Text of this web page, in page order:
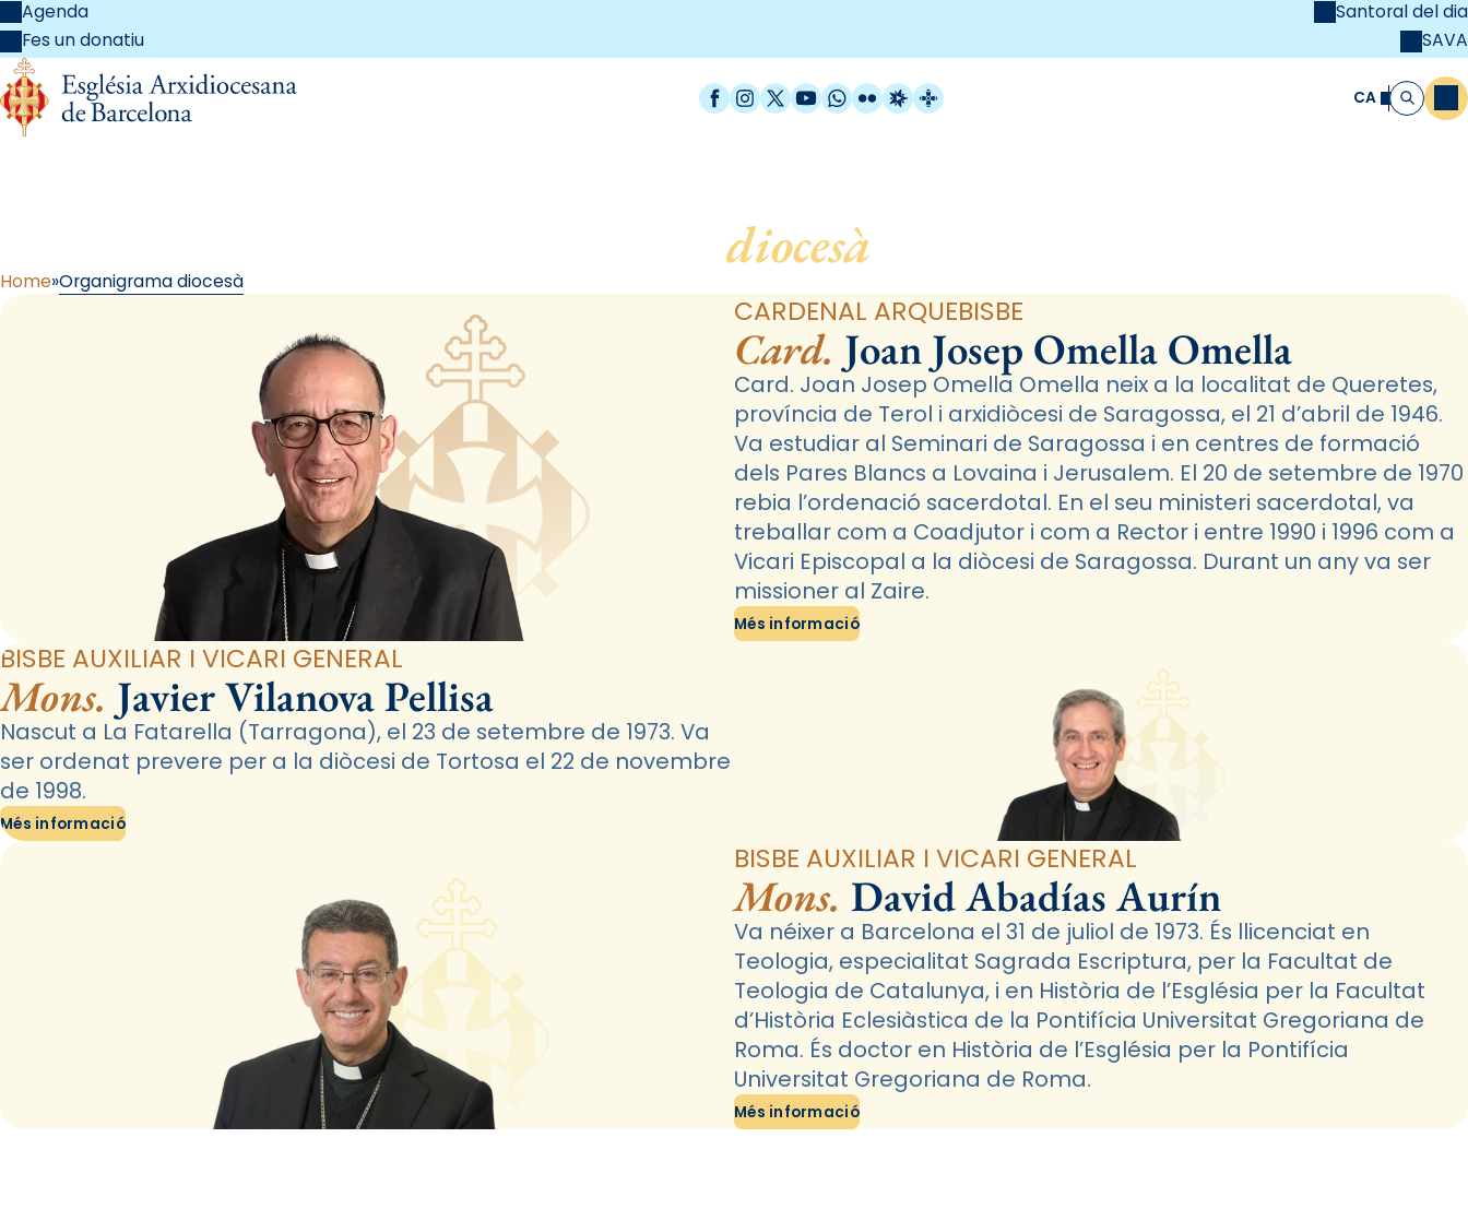
Agenda
Fes un donatiu
Santoral del dia
SAVA
Facebook
Instagram
X / Twitter
YouTube
WhatsApp
FlickrRadio Estel
Catalunya Cristiana CA Cerca
diocesà
Home Organigrama diocesà
CARDENAL ARQUEBISBE
Card. Joan Josep Omella Omella
Card. Joan Josep Omella Omella neix a la localitat de Queretes,
província de Terol i arxidiòcesi de Saragossa, el 21 d’abril de 1946.
Va estudiar al Seminari de Saragossa i en centres de formació
dels Pares Blancs a Lovaina i Jerusalem. El 20 de setembre de 1970
rebia l’ordenació sacerdotal. En el seu ministeri sacerdotal, va
treballar com a Coadjutor i com a Rector i entre 1990 i 1996 com a
Vicari Episcopal a la diòcesi de Saragossa. Durant un any va ser
missioner al Zaire.
Més informació
BISBE AUXILIAR I VICARI GENERAL
Mons. Javier Vilanova Pellisa
Nascut a La Fatarella (Tarragona), el 23 de setembre de 1973. Va
ser ordenat prevere per a la diòcesi de Tortosa el 22 de novembre
de 1998.
Més informació
BISBE AUXILIAR I VICARI GENERAL
Mons. David Abadías Aurín
Va néixer a Barcelona el 31 de juliol de 1973. És llicenciat en
Teologia, especialitat Sagrada Escriptura, per la Facultat de
Teologia de Catalunya, i en Història de l’Església per la Facultat
d’Història Eclesiàstica de la Pontifícia Universitat Gregoriana de
Roma. És doctor en Història de l’Església per la Pontifícia
Universitat Gregoriana de Roma.
Més informació